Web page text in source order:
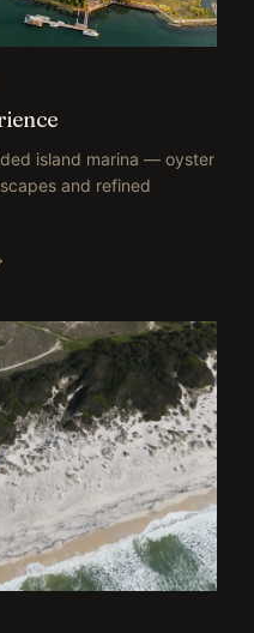
island marina — oyster
and refined